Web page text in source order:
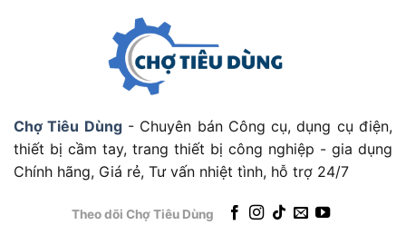
mà không cần đeo mặt nạ trên đầu.
Linh hoạt trong công việc ngắn: Phù hợp cho
các nhiệm vụ hàn nhanh hoặc cần di chuyển
Dễ mang theo: Với trọng lượng nhẹ và kích
thước nhỏ gọn, HHWM102 dễ dàng mang theo
đến các công trường hoặc nơi làm việc khác.
Độ bền và khả năng chống mài mòn
Chợ Tiêu Dùng- Chuyên bán Công cụ, dụng cụ điện,
thiết bị cầm tay, trang thiết bị công nghiệp - gia dụng
Chính hãng, Giá rẻ, Tư vấn nhiệt tình, hỗ trợ 24/7
Theo dõi Chợ Tiêu Dùng